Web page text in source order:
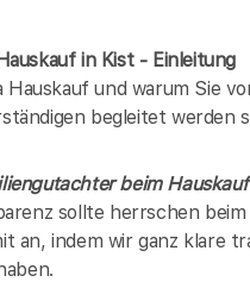
in Kist - Einleitung
Hauskauf und warum Sie
begleitet werden
beim
sollte herrschen beim
an, indem wir ganz klare